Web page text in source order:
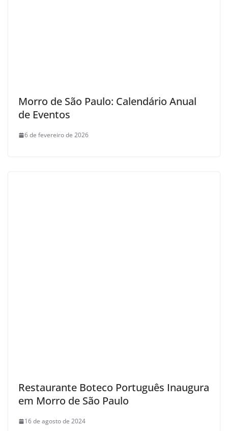
Morro de São Paulo: Calendário Anual
de Eventos
6 de fevereiro de 2026
Restaurante Boteco Português Inaugura
em Morro de São Paulo
16 de agosto de 2024